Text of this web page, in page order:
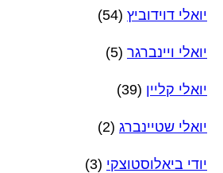
יואלי דוידוביץ (54)
יואלי ויינברגר (5)
יואלי קליין (39)
יואלי שטיינברג (2)
יודי ביאלוסטוצקי (3)